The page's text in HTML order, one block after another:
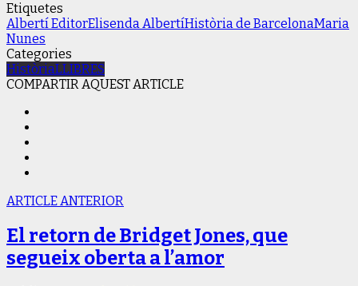
Etiquetes
Albertí EditorElisenda AlbertíHistòria de BarcelonaMaria
Nunes
Categories
HistòriaLLIBRES
COMPARTIR AQUEST ARTICLE
ARTICLE ANTERIOR
El retorn de Bridget Jones, que
segueix oberta a l’amor